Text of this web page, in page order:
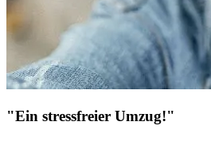
"Ein stressfreier Umzug!"